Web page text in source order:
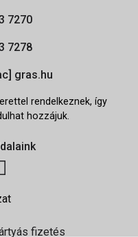
7270
7278
gras.hu
rendelkeznek, így
hozzájuk.